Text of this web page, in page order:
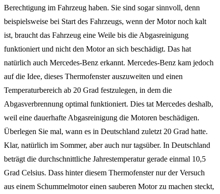
Berechtigung im Fahrzeug haben. Sie sind sogar sinnvoll, denn
beispielsweise bei Start des Fahrzeugs, wenn der Motor noch kalt
ist, braucht das Fahrzeug eine Weile bis die Abgasreinigung
funktioniert und nicht den Motor an sich beschädigt. Das hat
natürlich auch Mercedes-Benz erkannt. Mercedes-Benz kam jedoch
auf die Idee, dieses Thermofenster auszuweiten und einen
Temperaturbereich ab 20 Grad festzulegen, in dem die
Abgasverbrennung optimal funktioniert. Dies tat Mercedes deshalb,
weil eine dauerhafte Abgasreinigung die Motoren beschädigen.
Überlegen Sie mal, wann es in Deutschland zuletzt 20 Grad hatte.
Klar, natürlich im Sommer, aber auch nur tagsüber. In Deutschland
beträgt die durchschnittliche Jahrestemperatur gerade einmal 10,5
Grad Celsius. Dass hinter diesem Thermofenster nur der Versuch
aus einem Schummelmotor einen sauberen Motor zu machen steckt,